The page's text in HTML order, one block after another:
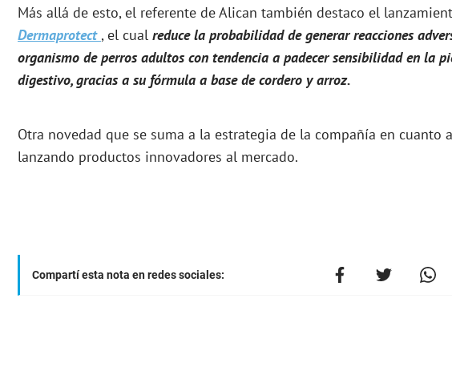
Más allá de esto, el referente de Alican también destaco el
Dermaprotect , el cual reduce la probabilidad de generar reacciones
organismo de perros adultos con tendencia a padecer sensibilidad en la
digestivo, gracias a su fórmula a base de cordero y arroz.
Otra novedad que se suma a la estrategia de la compañía en cuanto
lanzando productos innovadores al mercado.
Compartí esta nota en redes sociales: